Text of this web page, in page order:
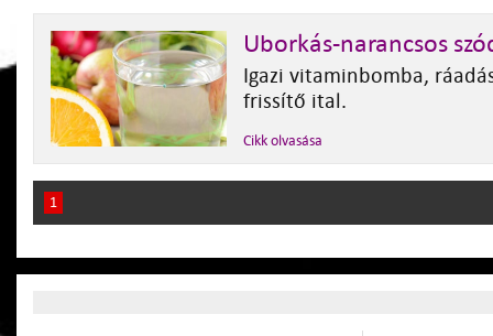
Uborkás-narancsos
Igazi vitaminbomba,
frissítő ital.
Cikk olvasása
1